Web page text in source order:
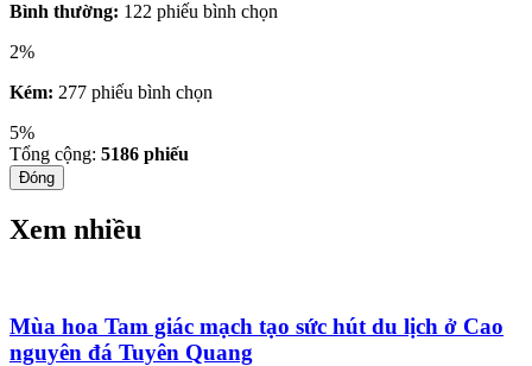
Bình thường: 122 phiếu bình chọn
2%
Kém: 277 phiếu bình chọn
5%
Tổng cộng: 5186 phiếu
Đóng
Xem nhiều
Mùa hoa Tam giác mạch tạo sức hút du lịch ở Cao
nguyên đá Tuyên Quang